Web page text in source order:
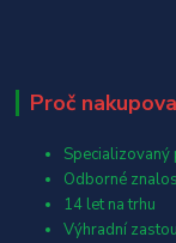
Proč
Specializovaný
Odborné
14 let na trhu
Výhradní